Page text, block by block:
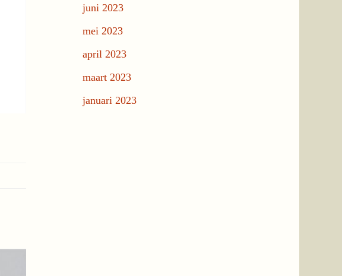
juni 2023
mei 2023
april 2023
maart 2023
januari 2023